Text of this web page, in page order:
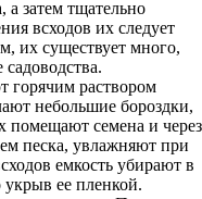
а затем тщательно
всходов их следует
их существует много,
горячим раствором
небольшие бороздки,
помещают семена и через
песка, увлажняют при
емкость убирают в
укрыв ее пленкой.